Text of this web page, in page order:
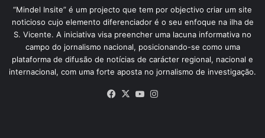
“Mindel Insite” é um projecto que tem por objectivo criar um site
noticioso cujo elemento diferenciador é o seu enfoque na ilha de
S. Vicente. A iniciativa visa preencher uma lacuna informativa no
campo do jornalismo nacional, posicionando-se como uma
plataforma de difusão de notícias de carácter regional, nacional e
internacional, com uma forte aposta no jornalismo de investigação.
Facebook
X YouTube